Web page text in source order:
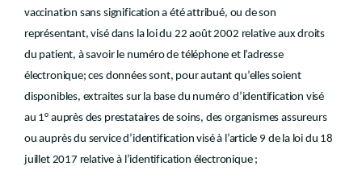
vaccination sans signification a été attribué, ou de son
représentant, visé dans la loi du 22 août 2002 relative aux droits
du patient, à savoir le numéro de téléphone et l’adresse
électronique; ces données sont, pour autant qu’elles soient
disponibles, extraites sur la base du numéro d’identification visé
au 1° auprès des prestataires de soins, des organismes assureurs
ou auprès du service d’identification visé à l’article 9 de la loi du 18
juillet 2017 relative à l’identification électronique ;